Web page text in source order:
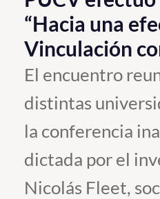
Investigación, Creación e
PUCV Internacional
Vinculación con el Medio
Admisión
Pregrado
“Hacia una
Vinculación
El encuentro
distintas
la conferencia
dictada por el
Nicolás Fleet,